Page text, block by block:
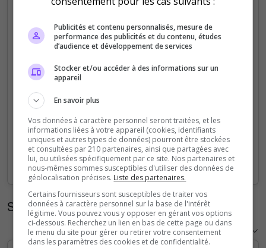
0
0.25
Sep Oct Nov Dec Jan Feb Mar Apr May Jun Jul Aug
Statistiques horaires
Publicités et contenu personnalisés, mesure de
performance des publicités et du contenu, études
d’audience et développement de services
Stocker et/ou accéder à des informations sur un
appareil
En savoir plus
Vos données à caractère personnel seront traitées, et les
informations liées à votre appareil (cookies, identifiants
uniques et autres types de données) pourront être stockées
et consultées par 210 partenaires, ainsi que partagées avec
lui, ou utilisées spécifiquement par ce site. Nos partenaires et
nous-mêmes sommes susceptibles d'utiliser des données de
géolocalisation précises. Liste des partenaires.
Certains fournisseurs sont susceptibles de traiter vos
données à caractère personnel sur la base de l'intérêt
légitime. Vous pouvez vous y opposer en gérant vos options
ci-dessous. Recherchez un lien en bas de cette page ou dans
le menu du site pour gérer ou retirer votre consentement
dans les paramètres des cookies et de confidentialité.